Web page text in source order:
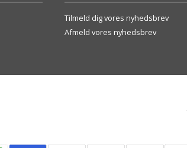
Tilmeld dig vores nyhedsbrev
Afmeld vores nyhedsbrev